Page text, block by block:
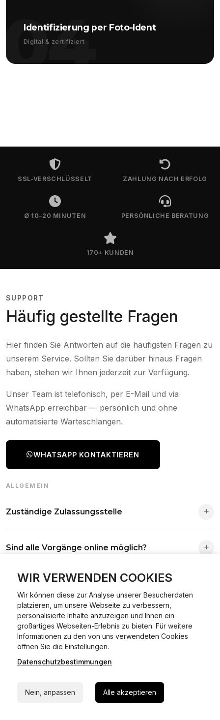
WIR VERWENDEN COOKIES
Wir können diese zur Analyse unserer Besucherdaten
platzieren, um unsere Webseite zu verbessern,
personalisierte Inhalte anzuzeigen und Ihnen ein
großartiges Webseiten-Erlebnis zu bieten. Für weitere
Informationen zu den von uns verwendeten Cookies
öffnen Sie die Einstellungen.
Datenschutzbestimmungen
Nein, anpassen Alle akzeptieren
04
Identifizierung per Foto-Ident
Digital & zertifiziert
SSL-VERSCHLÜSSELT ZAHLUNG NACH ERFOLG
Ø 10–20 MINUTEN PERSÖNLICHE BERATUNG
170+ KUNDEN
SUPPORT
Häufig gestellte Fragen
Hier finden Sie Antworten auf die häufigsten Fragen zu
unserem Service. Sollten Sie darüber hinaus Fragen
haben, stehen wir Ihnen jederzeit zur Verfügung.
Unser Team ist telefonisch, per E-Mail und via
WhatsApp erreichbar — persönlich und ohne
automatisierte Warteschlangen.
WHATSAPP KONTAKTIEREN
ALLGEMEIN
Zuständige Zulassungsstelle
Antrag wird automatisch an die richtige Stelle weitergeleitet.
Sind alle Vorgänge online möglich?
Fast alle Vorgänge sind online machbar. Ausnahme:
01.01.2015.
Was ist Online Kfz-Zulassung?
Ein Internetverfahren, mit dem du Fahrzeuge anmelden,
ummelden oder abmelden kannst – inklusive Dateneingabe,
Dokumentprüfung und Bezahlung.
Welche Vorteile gibt es?
Zeitersparnis, flexible Durchführung, kein Besuch der
Behörde notwendig.
Fahrzeugbrief, Fahrzeugschein, Ausweis oder Reisepass,
Versicherungsnachweis, falls erforderlich TÜV-Bericht.
Wie sicher ist das Verfahren?